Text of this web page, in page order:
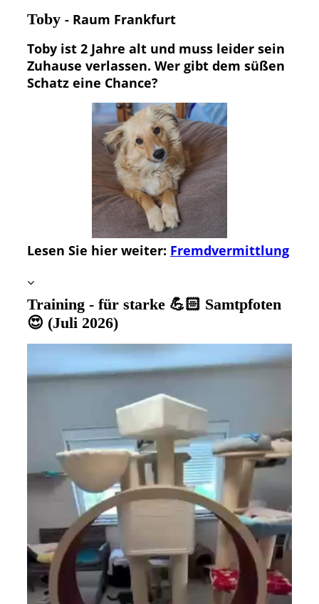
Toby - Raum Frankfurt
Toby ist 2 Jahre alt und muss leider sein
Zuhause verlassen. Wer gibt dem süßen
Schatz eine Chance?
Lesen Sie hier weiter: Fremdvermittlung
Training - für starke 💪🏻 Samtpfoten
😍 (Juli 2026)